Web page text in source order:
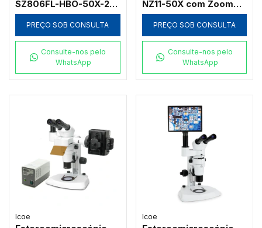
SZ806FL-HBO-50X-2FE
com Epi-Fluorescência
Mercúrio 100W
PREÇO SOB CONSULTA
Consulte-nos pelo
WhatsApp
NZ11-50X com Zoom
Indexado e Duplo LED
PREÇO SOB CONSULTA
Consulte-nos pelo
WhatsApp
Icoe Icoe